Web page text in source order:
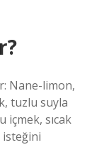
Nane-limon,
tuzlu suyla
içmek, sıcak